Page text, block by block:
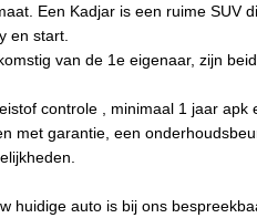
2026 Kleur
Een Kadjar is een ruime
en start.
van de 1e eigenaar, zijn
controle , minimaal 1 jaar apk
met garantie, een
huidige auto is bij ons